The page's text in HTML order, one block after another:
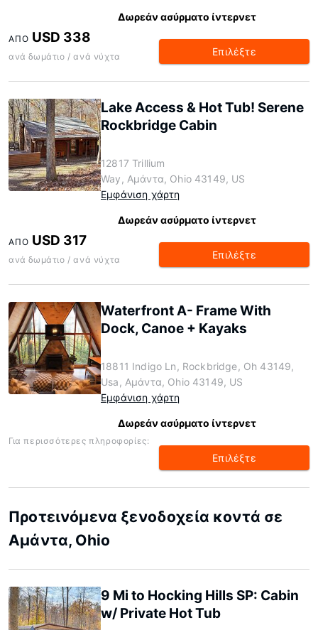
Δωρεάν ασύρματο ίντερνετ
ΑΠΌ USD 338
ανά δωμάτιο / ανά νύχτα Επιλέξτε
Lake Access & Hot Tub! Serene
Rockbridge Cabin
12817 Trillium
Way, Αμάντα, Ohio 43149, US
Εμφάνιση χάρτη
Δωρεάν ασύρματο ίντερνετ
ΑΠΌ USD 317
ανά δωμάτιο / ανά νύχτα Επιλέξτε
Waterfront A- Frame With
Dock, Canoe + Kayaks
18811 Indigo Ln, Rockbridge, Oh 43149,
Usa, Αμάντα, Ohio 43149, US
Εμφάνιση χάρτη
Δωρεάν ασύρματο ίντερνετ
Για περισσότερες πληροφορίες:
Επιλέξτε
Προτεινόμενα ξενοδοχεία κοντά σε
Αμάντα, Ohio
9 Mi to Hocking Hills SP: Cabin
w/ Private Hot Tub